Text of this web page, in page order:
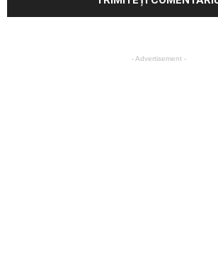
- Advertisement -